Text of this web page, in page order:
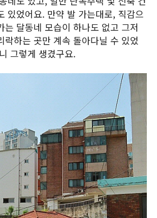
있었어요. 만약 발 가는대로, 직감으
는 달동네 모습이 하나도 없고 그저
락하는 곳만 계속 돌아다닐 수 있었
그렇게 생겼구요.